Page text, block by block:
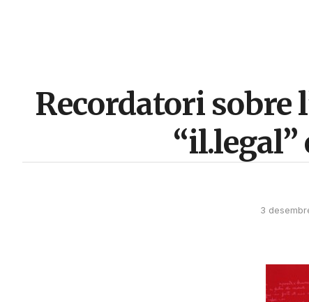
Recordatori sobre
3